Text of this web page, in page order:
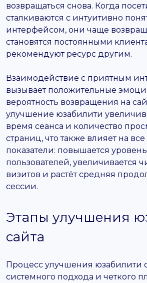
возвращаться снова. Когда
сталкиваются с интуитивно
интерфейсом, они чаще
становятся постоянными
рекомендуют ресурс другим.
Взаимодействие с приятным
вызывает положительные
вероятность возвращения на
улучшение юзабилити
время сеанса и количество
страниц, что также влияет на
показатели: повышается
пользователей, увеличивается
визитов и растёт средняя
сессии.
Этапы улучшения
сайта
Процесс улучшения юзабилити
системного подхода и четкого